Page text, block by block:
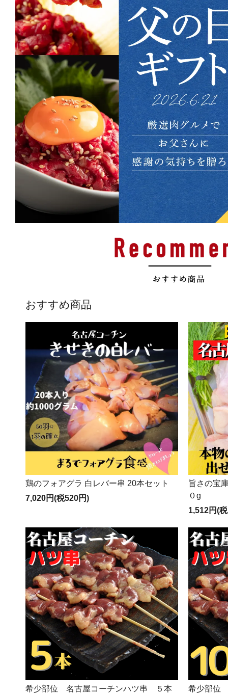
おすすめ商品
鶏のフォアグラ 白レバー串 20本セット
7,020円(税520円)
旨さの宝
０g
1,512円(
希少部位 名古屋コーチンハツ串 ５本
希少部位